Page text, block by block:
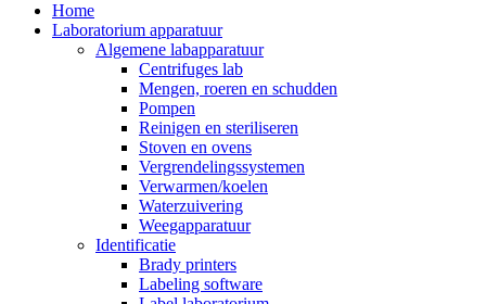
Home
Laboratorium apparatuur
Algemene labapparatuur
Centrifuges lab
Mengen, roeren en schudden
Pompen
Reinigen en steriliseren
Stoven en ovens
Vergrendelingssystemen
Verwarmen/koelen
Waterzuivering
Weegapparatuur
Identificatie
Brady printers
Labeling software